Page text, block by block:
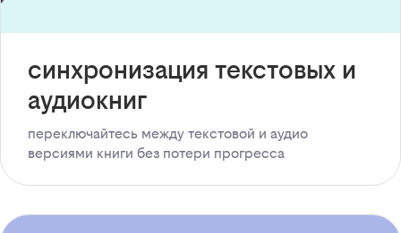
синхронизация текстовых и
аудиокниг
переключайтесь между текстовой и аудио
версиями книги без потери прогресса